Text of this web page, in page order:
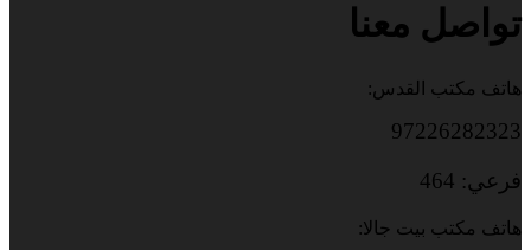
تواصل معنا
هاتف مكتب القدس:
97226282323
فرعي: 464
هاتف مكتب بيت جالا: